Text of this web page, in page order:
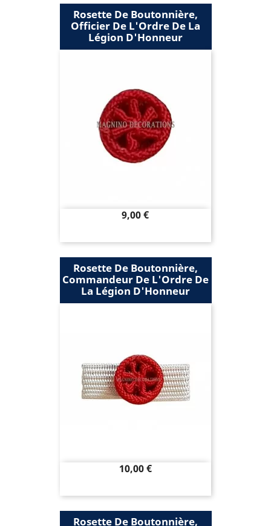
Rosette De Boutonnière,
Officier De L'Ordre De La
Légion D'Honneur
Prix
9,00 €
Rosette De Boutonnière,
Commandeur De L'Ordre De
La Légion D'Honneur
Prix
10,00 €
Rosette De Boutonnière,